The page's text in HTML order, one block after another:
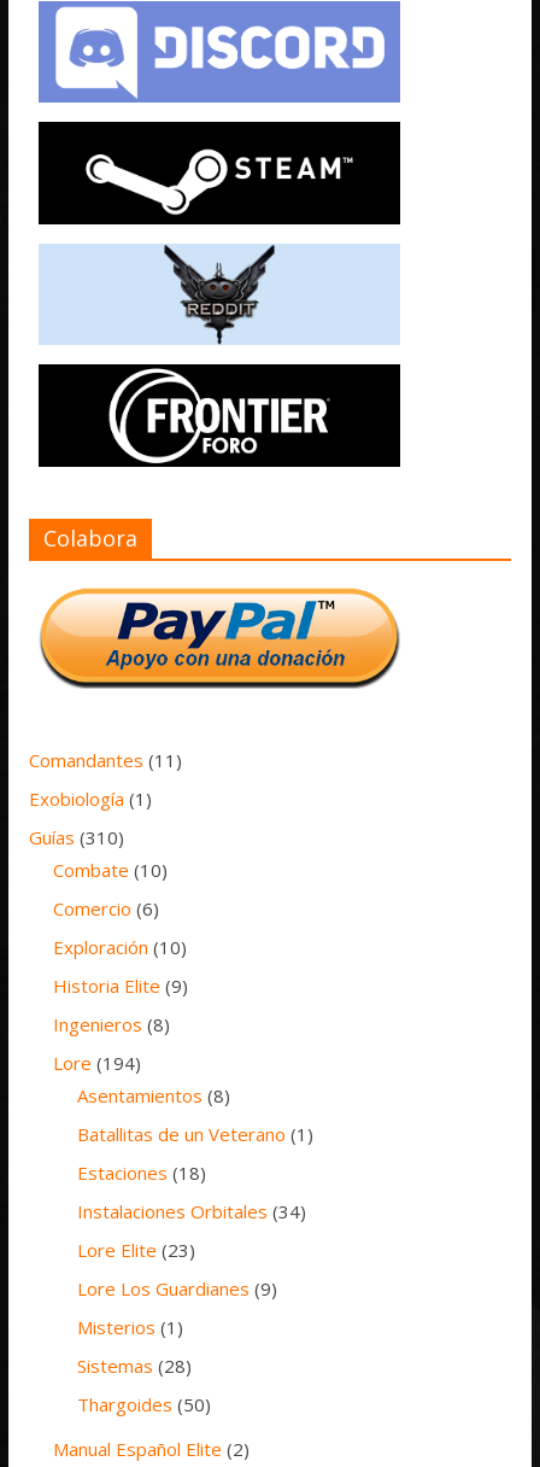
Colabora
Comandantes (11)
Exobiología (1)
Guías (310)
Combate (10)
Comercio (6)
Exploración (10)
Historia Elite (9)
Ingenieros (8)
Lore (194)
Asentamientos (8)
Batallitas de un Veterano (1)
Estaciones (18)
Instalaciones Orbitales (34)
Lore Elite (23)
Lore Los Guardianes (9)
Misterios (1)
Sistemas (28)
Thargoides (50)
Manual Español Elite (2)